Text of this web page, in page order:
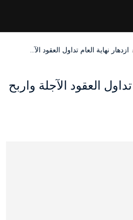
ازدهار نهاية العام تداول العقود الآجلة واربح حتى 1 ETH!
العقود الآجلة واربح